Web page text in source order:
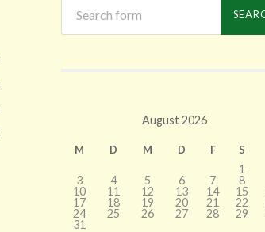
August 2026
M D M D F S
1
3
4 5 6 7 8
10
11 12 13 14 15
17
18 19 20 21 22
24
25 26 27 28 29
31